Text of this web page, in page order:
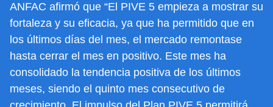
ANFAC afirmó que “El PIVE 5 empieza a mostrar su
fortaleza y su eficacia, ya que ha permitido que en
los últimos días del mes, el mercado remontase
hasta cerrar el mes en positivo. Este mes ha
consolidado la tendencia positiva de los últimos
meses, siendo el quinto mes consecutivo de